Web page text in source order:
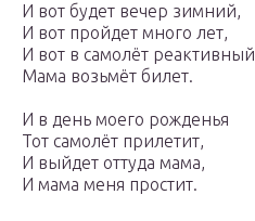
И вот будет вечеp зимний,
И вот пройдет много лет,
И вот в самолёт реактивный
Мама возьмёт билет.
И в день моего рожденья
Тот самолёт прилетит,
И выйдет оттуда мама,
И мама меня простит.